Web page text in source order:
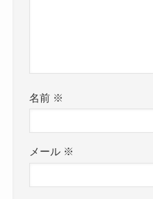
名前 ※
メール ※